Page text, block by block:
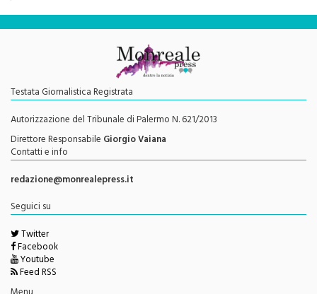
Testata Giornalistica Registrata
Autorizzazione del Tribunale di Palermo N. 621/2013
Direttore ResponsabileGiorgio Vaiana
Contatti e info
redazione@monrealepress.it
Twitter
Facebook
Youtube
Feed RSS
Menu